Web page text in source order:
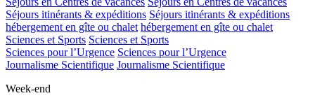
Séjours itinérants & expéditions Séjours itinérants & expéditions
hébergement en gîte ou chalet hébergement en gîte ou chalet
Sciences et Sports Sciences et Sports
Sciences pour l’Urgence Sciences pour l’Urgence
Journalisme Scientifique Journalisme Scientifique
Week-end